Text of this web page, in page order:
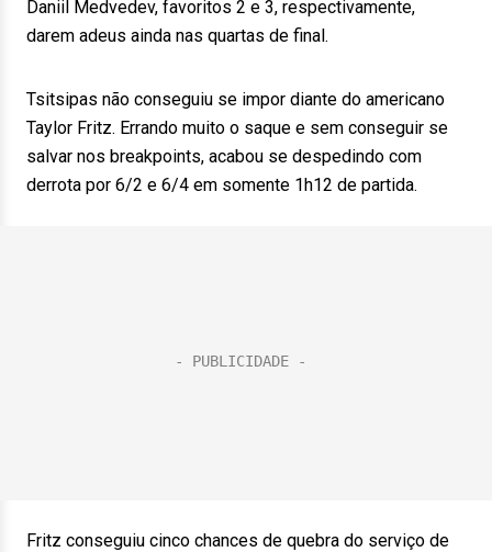
Daniil Medvedev, favoritos 2 e 3, respectivamente,
darem adeus ainda nas quartas de final.
Tsitsipas não conseguiu se impor diante do americano
Taylor Fritz. Errando muito o saque e sem conseguir se
salvar nos breakpoints, acabou se despedindo com
derrota por 6/2 e 6/4 em somente 1h12 de partida.
Fritz conseguiu cinco chances de quebra do serviço de